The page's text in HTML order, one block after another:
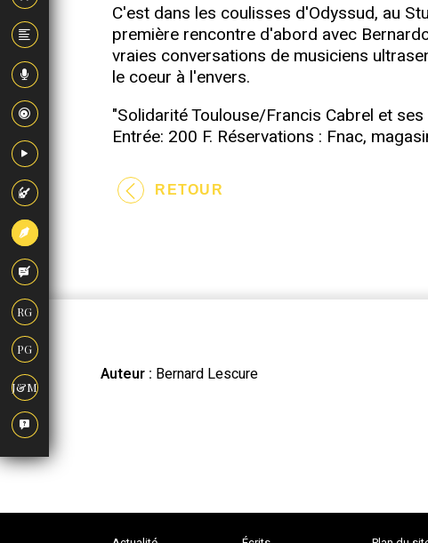
RG
PG
J&M
C'est dans les coulisses d'Odyssud, au
première rencontre d'abord avec
vraies conversations de musiciens
le coeur à l'envers.
"Solidarité Toulouse/Francis Cabrel et
Entrée: 200 F. Réservations : Fnac,
RETOUR
Auteur : Bernard Lescure